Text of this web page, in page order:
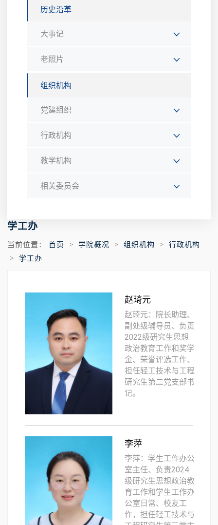
历史沿革
大事记
老照片
组织机构
党建组织
行政机构
教学机构
相关委员会
学工办
当前位置： 首页 > 学院概况 > 组织机构 > 行政机构
> 学工办
赵琦元
赵琦元：院长助理、
副处级辅导员、负责
2022级研究生思想
政治教育工作和奖学
金、荣誉评选工作、
担任轻工技术与工程
研究生第二党支部书
记。
李萍
李萍：学生工作办公
室主任、负责2024
级研究生思想政治教
育工作和学生工作办
公室日常、校友工
作，担任轻工技术与